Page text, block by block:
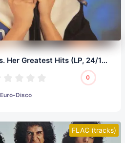
C.C. Catch - Diamonds. Her Greatest Hits (LP, 24/192.0)
0
Euro-Disco
FLAC (tracks)